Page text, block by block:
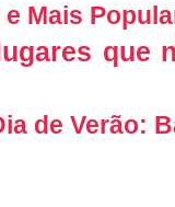
Mais
que
de Verão: